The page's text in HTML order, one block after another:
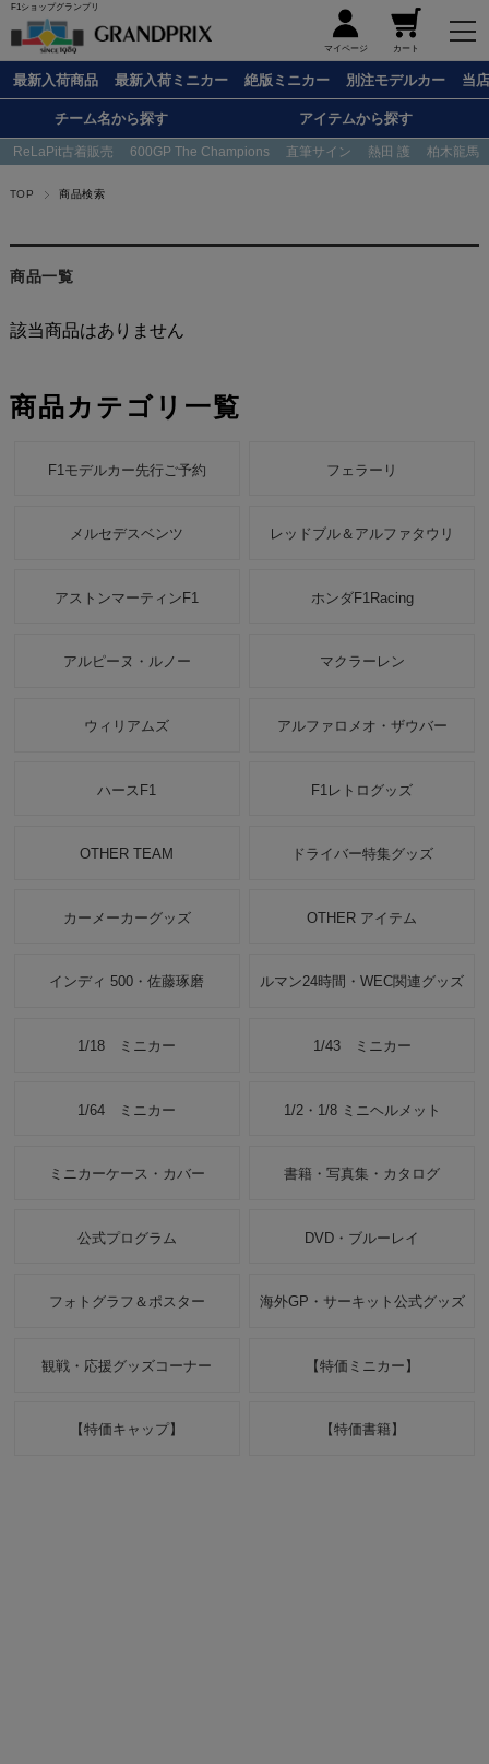
F1ショップグランプリ
マイページ カート
最新入荷商品 最新入荷ミニカー 絶版ミニカー 別注モデルカー 当
チーム名から探す アイテムから探す
ReLaPit古着販売 600GP The Champions 直筆サイン 熱田 護 柏木龍馬
TOP 商品検索
商品一覧
該当商品はありません
商品カテゴリ一覧
F1モデルカー先行ご予約 フェラーリ
メルセデスベンツ レッドブル＆アルファタウリ
アストンマーティンF1 ホンダF1Racing
アルピーヌ・ルノー マクラーレン
ウィリアムズ アルファロメオ・ザウバー
ハースF1 F1レトログッズ
OTHER TEAM ドライバー特集グッズ
カーメーカーグッズ OTHER アイテム
インディ 500・佐藤琢磨 ルマン24時間・WEC関連グッズ
1/18 ミニカー 1/43 ミニカー
1/64 ミニカー 1/2・1/8 ミニヘルメット
ミニカーケース・カバー 書籍・写真集・カタログ
公式プログラム DVD・ブルーレイ
フォトグラフ＆ポスター 海外GP・サーキット公式グッズ
観戦・応援グッズコーナー 【特価ミニカー】
【特価キャップ】 【特価書籍】